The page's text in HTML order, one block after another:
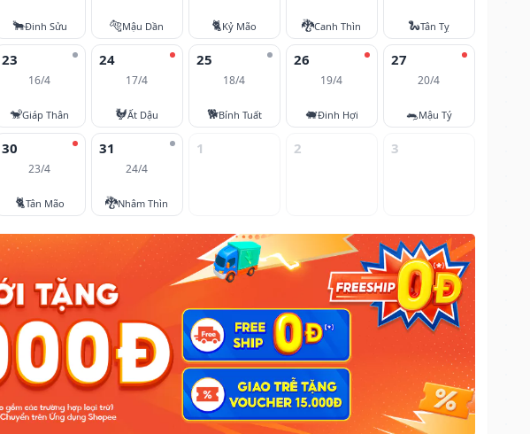
🐂Đinh Sửu 🐅Mậu Dần 🐈Kỷ Mão 🐉Canh Thìn 🐍Tân Tỵ
23
16/4
🐒Giáp Thân
24
17/4
🐓Ất Dậu
25
18/4
🐕Bính Tuất
26
19/4
🐖Đinh Hợi
27
20/4
🐀Mậu Tý
30
23/4
🐈Tân Mão
31
24/4
🐉Nhâm Thìn
1 2 3